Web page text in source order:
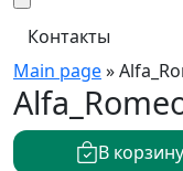
Контакты
Main page»
В корзину